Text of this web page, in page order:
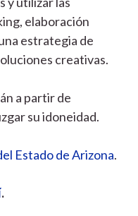
elaboración
estrategia de
creativas.
a partir de
su idoneidad.
Estado de Arizona.
.